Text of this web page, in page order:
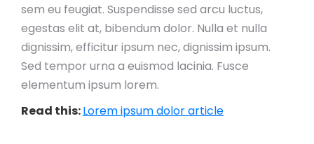
sem eu feugiat. Suspendisse sed arcu luctus,
egestas elit at, bibendum dolor. Nulla et nulla
dignissim, efficitur ipsum nec, dignissim ipsum.
Sed tempor urna a euismod lacinia. Fusce
elementum ipsum lorem.
Read this:Lorem ipsum dolor article